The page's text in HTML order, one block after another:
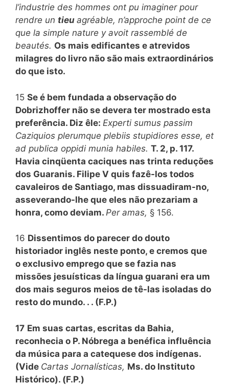
l’industrie des hommes ont pu imaginer pour
rendre un tieu agréable, n’approche point de ce
que la simple nature y avoit rassemblé de
beautés. Os mais edificantes e atrevidos
milagres do livro não são mais extraordinários
do que isto.
15 Se é bem fundada a observação do
Dobrizhoffer não se devera ter mostrado esta
preferência. Diz êle: Experti sumus passim
Caziquios plerumque plebiis stupidiores esse, et
ad publica oppidi munia habiles. T. 2, p. 117.
Havia cinqüenta caciques nas trinta reduções
dos Guaranis. Filipe V quis fazê-los todos
cavaleiros de Santiago, mas dissuadiram-no,
asseverando-lhe que eles não prezariam a
honra, como deviam. Per amas, § 156.
16 Dissentimos do parecer do douto
historiador inglês neste ponto, e cremos que
o exclusivo emprego que se fazia nas
missões jesuísticas da língua guarani era um
dos mais seguros meios de tê-las isoladas do
resto do mundo. . . (F.P.)
17 Em suas cartas, escritas da Bahia,
reconhecia o P. Nóbrega a benéfica influência
da música para a catequese dos indígenas.
(Vide Cartas Jornalísticas, Ms. do Instituto
Histórico). (F.P.)